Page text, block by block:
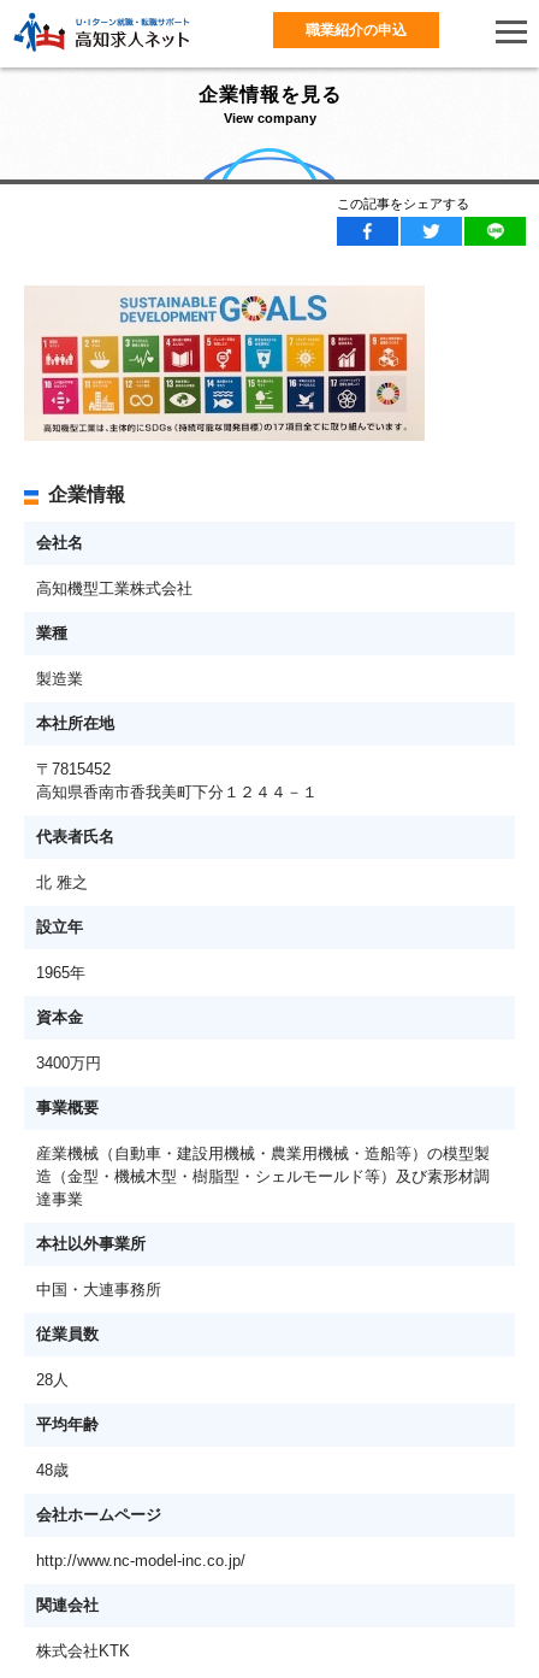
職業紹介の申込
企業情報を見る
View company
この記事をシェアする
企業情報
会社名
高知機型工業株式会社
業種
製造業
本社所在地
〒7815452
高知県香南市香我美町下分１２４４－１
代表者氏名
北 雅之
設立年
1965年
資本金
3400万円
事業概要
産業機械（自動車・建設用機械・農業用機械・造船等）の模型製
造（金型・機械木型・樹脂型・シェルモールド等）及び素形材調
達事業
本社以外事業所
中国・大連事務所
従業員数
28人
平均年齢
48歳
会社ホームページ
http://www.nc-model-inc.co.jp/
関連会社
株式会社KTK